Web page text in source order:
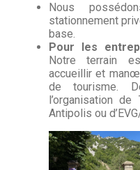
Nous
stationnement
base.
Pour les
Notre terrain
accueillir et
de tourisme.
l’organisation
Antipolis ou